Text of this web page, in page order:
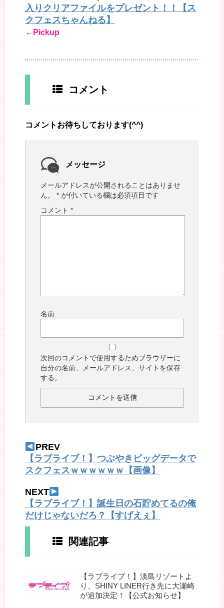
入りクリアファイルをプレゼント！！【ス
クフェスちゃんねる】
←Pickup
コメント
コメントお待ちしております(^^)
メッセージ
メールアドレスが公開されることはありませ
ん。
* が付いている欄は必須項目です
コメント *
名前
次回のコメントで使用するためブラウザーに
自分の名前、メールアドレス、サイトを保存
する。
PREV
【ラブライブ！】つぶやきビッグデータで
スクフェスｗｗｗｗｗｗ【画像】
NEXT
【ラブライブ！】誕生日の石貯めてるの俺
だけじゃないだろ？【すげえぇ】
関連記事
【ラブライブ！】淡島リゾートよ
り、SHINY LINER行き先に大瀬崎
が追加決定！【公式お知らせ】